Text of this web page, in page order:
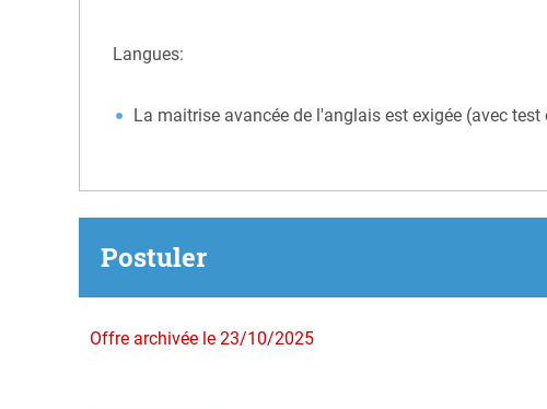
Langues:
La maitrise avancée de l'anglais est exigée (avec
Postuler
Offre archivée le 23/10/2025